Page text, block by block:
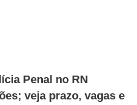
Penal no RN
veja prazo, vagas e